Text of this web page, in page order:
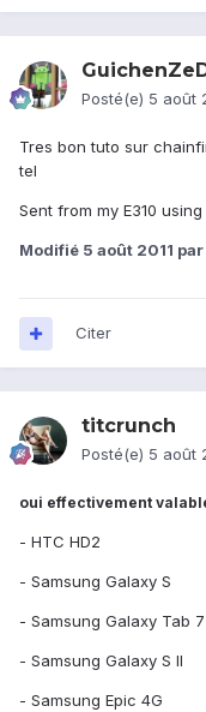
Posté(e) 5 août
Tres bon tuto sur
tel
Sent from my E310
Modifié 5 août 2011
Citer
titcrunch
Posté(e) 5 août
oui effectivement
- HTC HD2
- Samsung Galaxy S
- Samsung Galaxy Tab
- Samsung Galaxy S II
- Samsung Epic 4G